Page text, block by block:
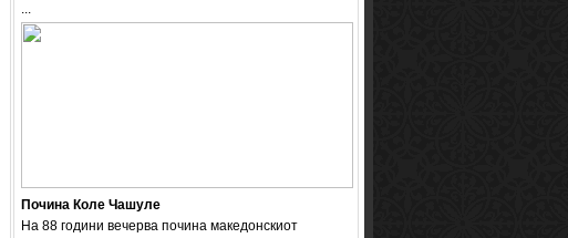
...
Почина Коле Чашуле
На 88 години вечерва почина македонскиот